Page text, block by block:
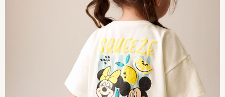
Jumpers & Knitwear
Nightwear & Pyjamas
Occasionwear
Trousers & Chinos
Polo Shirts